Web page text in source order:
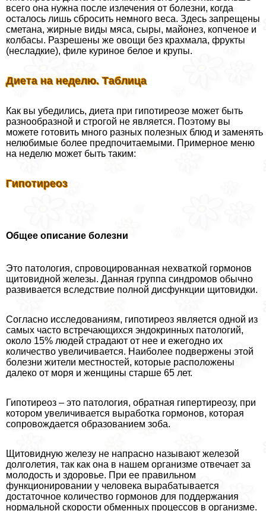
всего она нужна после излечения от болезни, когда
осталось лишь сбросить немного веса. Здесь запрещены
сметана, жирные виды мяса, сыры, майонез, копченое и
колбасы. Разрешены же овощи без крахмала, фрукты
(несладкие), филе куриное белое и крупы.
Диета на неделю. Таблица
Как вы убедились, диета при гипотиреозе может быть
разнообразной и строгой не является. Поэтому вы
можете готовить много разных полезных блюд и заменять
нелюбимые более предпочитаемыми. Примерное меню
на неделю может быть таким:
Гипотиреоз
Общее описание болезни
Это патология, спровоцированная нехваткой гормонов
щитовидной железы. Данная группа синдромов обычно
развивается вследствие полной дисфункции щитовидки.
Согласно исследованиям, гипотиреоз является одной из
самых часто встречающихся эндокринных патологий,
около 15% людей страдают от нее и ежегодно их
количество увеличивается. Наиболее подвержены этой
болезни жители местностей, которые расположены
далеко от моря и женщины старше 65 лет.
Гипотиреоз – это патология, обратная гипертиреозу, при
котором увеличивается выработка гормонов, которая
сопровождается образованием зоба.
Щитовидную железу не напрасно называют железой
долголетия, так как она в нашем организме отвечает за
молодость и здоровье. При ее правильном
функционировании у человека выpaбатывается
достаточное количество гормонов для поддержания
нормальной скорости обменных процессов в организме.